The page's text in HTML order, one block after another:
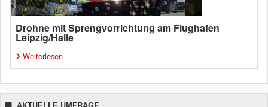
Drohne mit Sprengvorrichtung am Flughafen
Leipzig/Halle
Weiterlesen